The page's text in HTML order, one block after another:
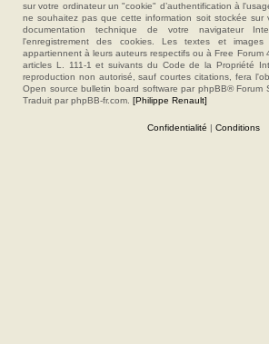
sur votre ordinateur un "cookie" d’authentification à
ne souhaitez pas que cette information soit stockée sur
documentation technique de votre navigateur
l'enregistrement des cookies. Les textes et images
appartiennent à leurs auteurs respectifs ou à Free Forum
articles L. 111-1 et suivants du Code de la Propriété
reproduction non autorisé, sauf courtes citations, fera
Open source bulletin board software par phpBB® Forum
Traduit par phpBB-fr.com. [Philippe Renault]
Confidentialité | Conditions